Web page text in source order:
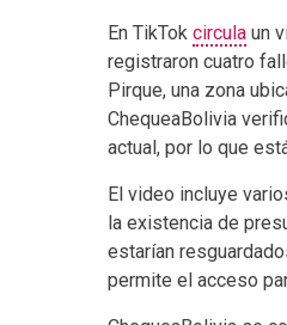
En TikTok circula un
registraron cuatro
Pirque, una zona
ChequeaBolivia
actual, por lo que
El video incluye
la existencia de
estarían
permite el acceso